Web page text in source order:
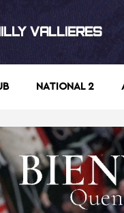
VALLIERES
NATIONAL 2